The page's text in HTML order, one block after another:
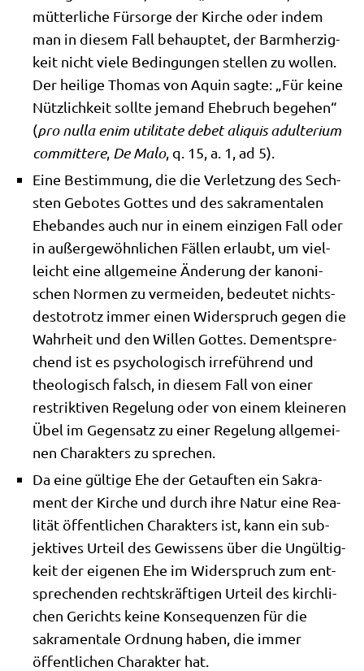
müt­ter­li­che Für­sor­ge der Kir­che oder indem
man in die­sem Fall behaup­tet, der Barm­her­zig­
keit nicht vie­le Bedin­gun­gen stel­len zu wol­len.
Der hei­li­ge Tho­mas von Aquin sag­te: „Für kei­ne
Nütz­lich­keit soll­te jemand Ehe­bruch bege­hen“
(pro nulla enim uti­li­ta­te debet ali­quis adul­te­ri­um
com­mit­te­re, De Malo, q. 15, a. 1, ad 5).
Eine Bestim­mung, die die Ver­let­zung des Sech­
sten Gebo­tes Got­tes und des sakra­men­ta­len
Ehe­ban­des auch nur in einem ein­zi­gen Fall oder
in außer­ge­wöhn­li­chen Fäl­len erlaubt, um viel­
leicht eine all­ge­mei­ne Ände­rung der kano­ni­
schen Nor­men zu ver­mei­den, bedeu­tet nichts­
de­sto­trotz immer einen Wider­spruch gegen die
Wahr­heit und den Wil­len Got­tes. Dem­entspre­
chend ist es psy­cho­lo­gisch irre­füh­rend und
theo­lo­gisch falsch, in die­sem Fall von einer
restrik­ti­ven Rege­lung oder von einem klei­ne­ren
Übel im Gegen­satz zu einer Rege­lung all­ge­mei­
nen Cha­rak­ters zu sprechen.
Da eine gül­ti­ge Ehe der Getauf­ten ein Sakra­
ment der Kir­che und durch ihre Natur eine Rea­
li­tät öffent­li­chen Cha­rak­ters ist, kann ein sub­
jek­ti­ves Urteil des Gewis­sens über die Ungül­tig­
keit der eige­nen Ehe im Wider­spruch zum ent­
spre­chen­den rechts­kräf­ti­gen Urteil des kirch­li­
chen Gerichts kei­ne Kon­se­quen­zen für die
sakra­men­ta­le Ord­nung haben, die immer
öffent­li­chen Cha­rak­ter hat.